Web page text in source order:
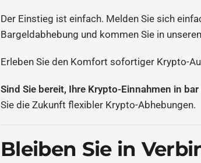
Der Einstieg ist einfach. Melden Sie sich
Bargeldabhebung und kommen Sie in
Erleben Sie den Komfort sofortiger Krypto-
Sind Sie bereit, Ihre Krypto-Einnahmen in
Sie die Zukunft flexibler Krypto-Abhebungen.
Bleiben Sie in